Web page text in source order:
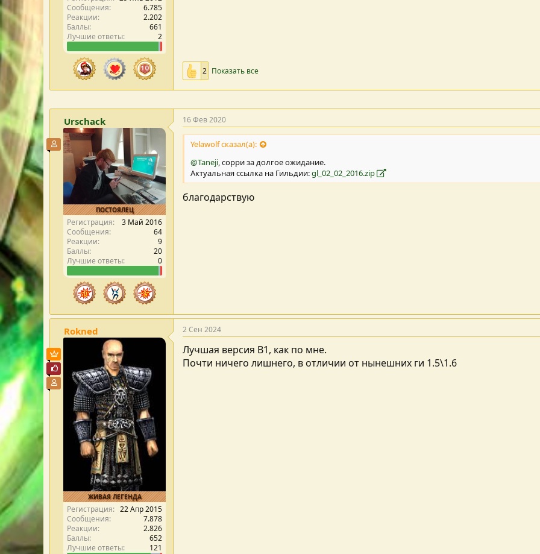
Сообщения
6.785
Реакции
2.202
Баллы
661
Лучшие ответы
2
2 Показать все
Urschack
ПОСТОЯЛЕЦ
Участник форума
Регистрация
3 Май 2016
Сообщения
64
Реакции
9
Баллы
20
Лучшие ответы
0
16 Фев 2020
Yelawolf сказал(а):
@Taneji, сорри за долгое ожидание.
Актуальная ссылка на Гильдии:gl_02_02_2016.zip
благодарствую
Rokned
ЖИВАЯ ЛЕГЕНДА
Пользователь VIP
Почётный пользователь
Участник форума
Регистрация
22 Апр 2015
Сообщения
7.878
Реакции
2.826
Баллы
652
Лучшие ответы
121
2 Сен 2024
Лучшая версия В1, как по мне.
Почти ничего лишнего, в отличии от нынешних ги 1.5\1.6